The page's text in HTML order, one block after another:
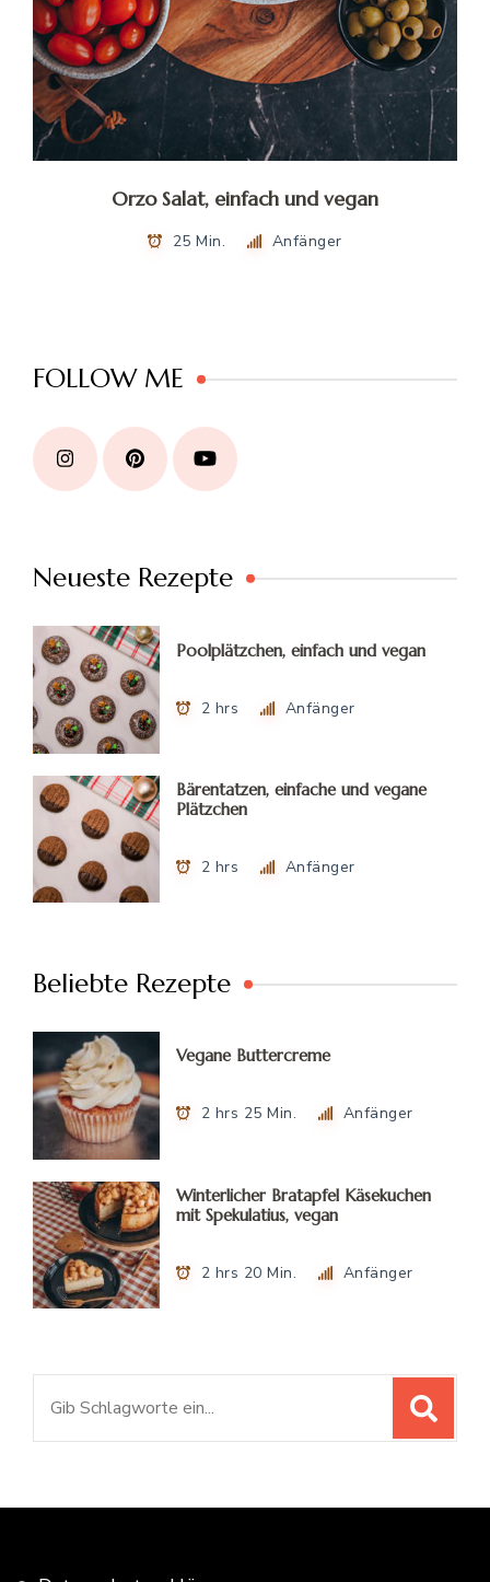
Orzo Salat, einfach und vegan
25 Min. Anfänger
FOLLOW ME
Neueste Rezepte
Poolplätzchen, einfach und vegan
2 hrs Anfänger
Bärentatzen, einfache und vegane
Plätzchen
2 hrs Anfänger
Beliebte Rezepte
Vegane Buttercreme
2 hrs 25 Min. Anfänger
Winterlicher Bratapfel Käsekuchen
mit Spekulatius, vegan
2 hrs 20 Min. Anfänger